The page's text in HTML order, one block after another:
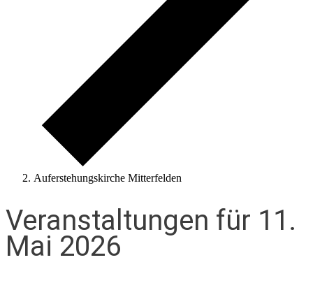
Auferstehungskirche Mitterfelden
Veranstaltungen für 11.
Mai 2026